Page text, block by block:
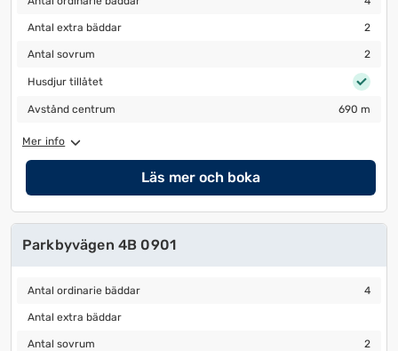
Antal extra bäddar
Antal extra bäddar 2
Antal sovrum
Antal sovrum 2
Husdjur tillåtet
Husdjur tillåtet
Avstånd centrum
Avstånd centrum 690 m
Mer info
Läs mer och boka
Parkbyvägen 4B 0901
Antal ordinarie bäddar
Antal ordinarie bäddar 4
Antal extra bäddar
Antal extra bäddar
Antal sovrum
Antal sovrum 2